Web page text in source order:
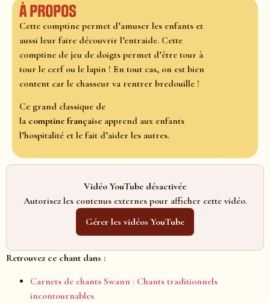
À propos
Cette comptine permet d’amuser les enfants et
aussi leur faire découvrir l’entraide. Cette
comptine de jeu de doigts permet d’être tour à
tour le cerf ou le lapin ! En tout cas, on est bien
content car le chasseur va rentrer bredouille !
Ce grand classique de
la comptine française apprend aux enfants
l’hospitalité et le fait d’aider les autres.
Vidéo YouTube désactivée
Autorisez les contenus externes pour afficher cette vidéo.
Gérer les vidéos YouTube
Retrouvez ce chant dans :
Carnets de chants Swann : Chants traditionnels
incontournables